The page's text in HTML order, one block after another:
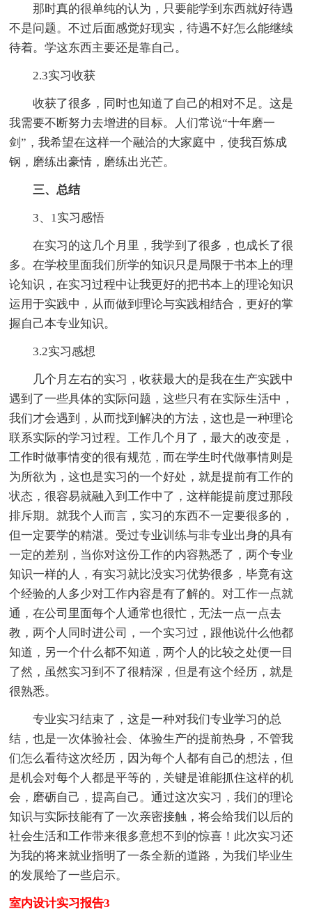
那时真的很单纯的认为，只要能学到东西就好待遇
不是问题。不过后面感觉好现实，待遇不好怎么能继续
待着。学这东西主要还是靠自己。
2.3实习收获
收获了很多，同时也知道了自己的相对不足。这是
我需要不断努力去增进的目标。人们常说“十年磨一
剑”，我希望在这样一个融洽的大家庭中，使我百炼成
钢，磨练出豪情，磨练出光芒。
三、总结
3、1实习感悟
在实习的这几个月里，我学到了很多，也成长了很
多。在学校里面我们所学的知识只是局限于书本上的理
论知识，在实习过程中让我更好的把书本上的理论知识
运用于实践中，从而做到理论与实践相结合，更好的掌
握自己本专业知识。
3.2实习感想
几个月左右的实习，收获最大的是我在生产实践中
遇到了一些具体的实际问题，这些只有在实际生活中，
我们才会遇到，从而找到解决的方法，这也是一种理论
联系实际的学习过程。工作几个月了，最大的改变是，
工作时做事情变的很有规范，而在学生时代做事情则是
为所欲为，这也是实习的一个好处，就是提前有工作的
状态，很容易就融入到工作中了，这样能提前度过那段
排斥期。就我个人而言，实习的东西不一定要很多的，
但一定要学的精湛。受过专业训练与非专业出身的具有
一定的差别，当你对这份工作的内容熟悉了，两个专业
知识一样的人，有实习就比没实习优势很多，毕竟有这
个经验的人多少对工作内容是有了解的。对工作一点就
通，在公司里面每个人通常也很忙，无法一点一点去
教，两个人同时进公司，一个实习过，跟他说什么他都
知道，另一个什么都不知道，两个人的比较之处便一目
了然，虽然实习到不了很精深，但是有这个经历，就是
很熟悉。
专业实习结束了，这是一种对我们专业学习的总
结，也是一次体验社会、体验生产的提前热身，不管我
们怎么看待这次经历，因为每个人都有自己的想法，但
是机会对每个人都是平等的，关键是谁能抓住这样的机
会，磨砺自己，提高自己。通过这次实习，我们的理论
知识与实际技能有了一次亲密接触，将会给我们以后的
社会生活和工作带来很多意想不到的惊喜！此次实习还
为我的将来就业指明了一条全新的道路，为我们毕业生
的发展给了一些启示。
室内设计实习报告3